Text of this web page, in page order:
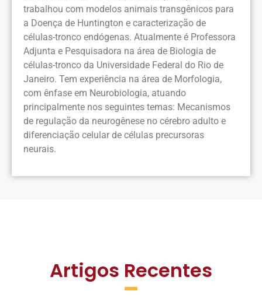
trabalhou com modelos animais transgênicos para
a Doença de Huntington e caracterização de
células-tronco endógenas. Atualmente é Professora
Adjunta e Pesquisadora na área de Biologia de
células-tronco da Universidade Federal do Rio de
Janeiro. Tem experiência na área de Morfologia,
com ênfase em Neurobiologia, atuando
principalmente nos seguintes temas: Mecanismos
de regulação da neurogênese no cérebro adulto e
diferenciação celular de células precursoras
neurais.
Artigos Recentes